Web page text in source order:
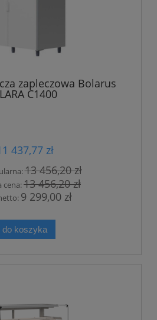
zapleczowa Bolarus
C1400
437,77 zł
13 456,20 zł
cena:13 456,20 zł
9 299,00 zł
do koszyka